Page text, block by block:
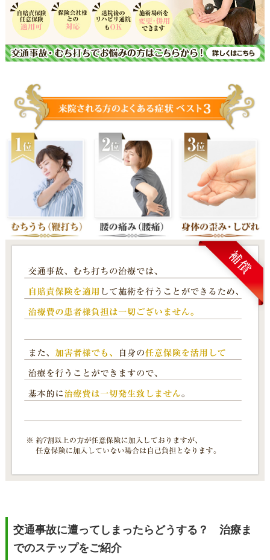
交通事故に遭ってしまったらどうする？ 治療ま
でのステップをご紹介